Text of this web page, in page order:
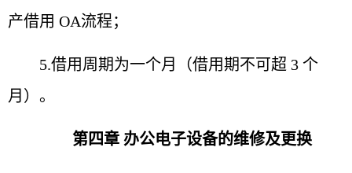
产借用 OA流程；
5.借用周期为一个月（借用期不可超 3 个
月）。
第四章 办公电子设备的维修及更换